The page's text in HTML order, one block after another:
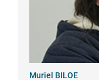
Muriel BILOE